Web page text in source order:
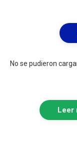
No se pudieron
Leer